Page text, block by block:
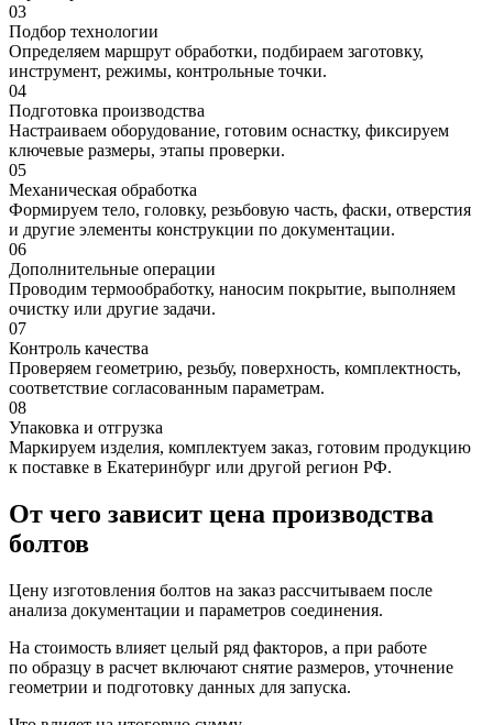
03
Подбор технологии
Определяем маршрут обработки, подбираем заготовку,
инструмент, режимы, контрольные точки.
04
Подготовка производства
Настраиваем оборудование, готовим оснастку, фиксируем
ключевые размеры, этапы проверки.
05
Механическая обработка
Формируем тело, головку, резьбовую часть, фаски, отверстия
и другие элементы конструкции по документации.
06
Дополнительные операции
Проводим термообработку, наносим покрытие, выполняем
очистку или другие задачи.
07
Контроль качества
Проверяем геометрию, резьбу, поверхность, комплектность,
соответствие согласованным параметрам.
08
Упаковка и отгрузка
Маркируем изделия, комплектуем заказ, готовим продукцию
к поставке в Екатеринбург или другой регион РФ.
От чего зависит цена производства
болтов
Цену изготовления болтов на заказ рассчитываем после
анализа документации и параметров соединения.
На стоимость влияет целый ряд факторов, а при работе
по образцу в расчет включают снятие размеров, уточнение
геометрии и подготовку данных для запуска.